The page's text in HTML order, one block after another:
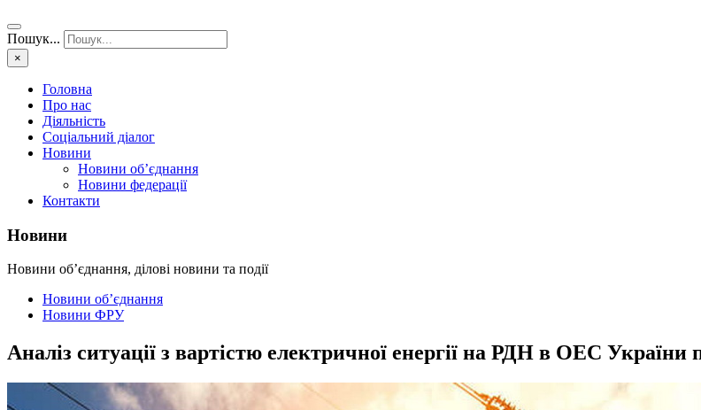
Пошук...
×
Головна
Про нас
Діяльність
Соціальний діалог
Новини
Новини об’єднання
Новини федерації
Контакти
Новини
Новини об’єднання, ділові новини та події
Новини об’єднання
Новини ФРУ
Аналіз ситуації з вартістю електричної енергії на РДН в ОЕС України